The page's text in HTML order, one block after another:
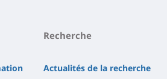
Recherche
Actualités de la recherche